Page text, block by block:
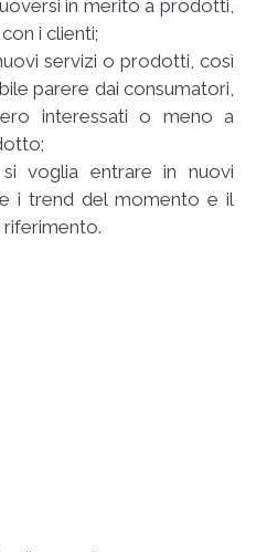
in merito a prodotti,
i clienti;
servizi o prodotti, così
parere dai consumatori,
interessati o meno a
voglia entrare in nuovi
i trend del momento e il